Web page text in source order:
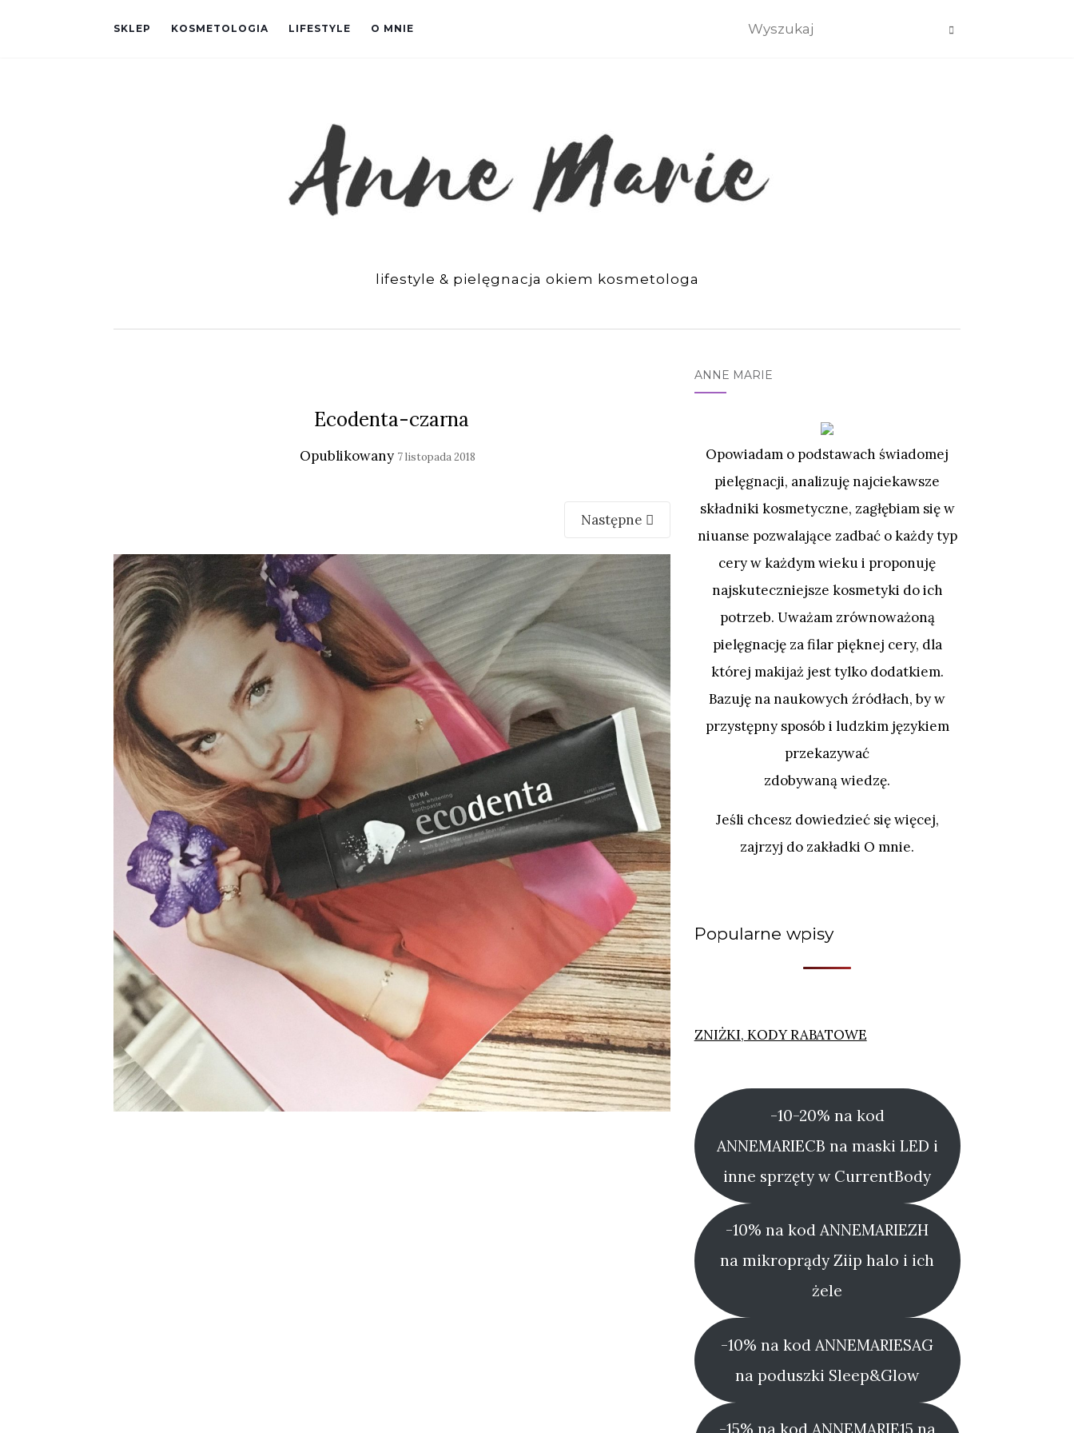
SKLEP KOSMETOLOGIA LIFESTYLE O MNIE
lifestyle & pielęgnacja okiem kosmetologa
Ecodenta-czarna
Opublikowany 7 listopada 2018
Następne
ANNE MARIE
Opowiadam o podstawach świadomej
pielęgnacji, analizuję najciekawsze
składniki kosmetyczne, zagłębiam się w
niuanse pozwalające zadbać o każdy typ
cery w każdym wieku i proponuję
najskuteczniejsze kosmetyki do ich
potrzeb. Uważam zrównoważoną
pielęgnację za filar pięknej cery, dla
której makijaż jest tylko dodatkiem.
Bazuję na naukowych źródłach, by w
przystępny sposób i ludzkim językiem
przekazywać
zdobywaną wiedzę.
Jeśli chcesz dowiedzieć się więcej,
zajrzyj do zakładki O mnie.
Popularne wpisy
ZNIŻKI, KODY RABATOWE
-10-20% na kod
ANNEMARIECB na maski LED i
inne sprzęty w CurrentBody
-10% na kod ANNEMARIEZH
na mikroprądy Ziip halo i ich
żele
-10% na kod ANNEMARIESAG
na poduszki Sleep&Glow